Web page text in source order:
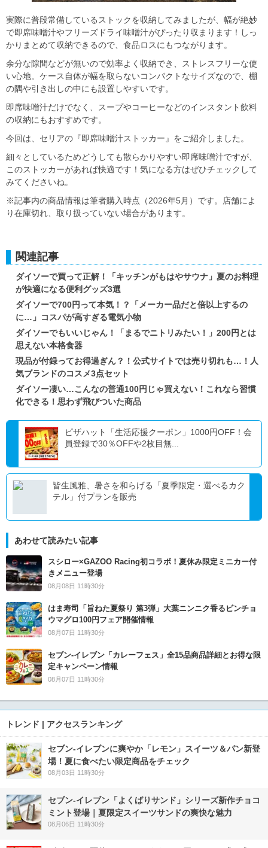
実際に普段常備しているストックを収納してみましたが、幅が絶妙
で即席味噌汁やフリーズドライ味噌汁がぴったり収まります！しっ
かりまとめて収納できるので、食品ロスにもつながります。
余分な隙間などが無いので効率よく収納でき、ストレスフリーな使
い心地。ケース自体が幅を取らないコンパクトなサイズなので、棚
の隅や引き出しの中にも設置しやすいです。
即席味噌汁だけでなく、スープやコーヒーなどのインスタント飲料
の収納にもおすすめです。
今回は、セリアの『即席味噌汁ストッカー』をご紹介しました。
細々としているためどうしても散らかりやすい即席味噌汁ですが、
このストッカーがあれば快適です！気になる方はぜひチェックして
みてくださいね。
※記事内の商品情報は筆者購入時点（2026年5月）です。店舗によ
り在庫切れ、取り扱っていない場合があります。
関連記事
ダイソーで買って正解！「キッチンがもはやサウナ」夏のお料理
が快適になる便利グッズ3選
ダイソーで700円って本気！？「メーカー品だと倍以上するの
に…」コスパが高すぎる電気小物
ダイソーでもいいじゃん！「まるでニトリみたい！」200円とは
思えない本格食器
現品が付録ってお得過ぎん？！公式サイトでは売り切れも…！人
気ブランドのコスメ3点セット
ダイソー凄い…こんなの普通100円じゃ買えない！これなら習慣
化できる！思わず飛びついた商品
ピザハット「生活応援クーポン」1000円OFF！会
員登録で30％OFFや2枚目無...
皆生風雅、暑さを和らげる「夏季限定・選べるカク
テル」付プランを販売
あわせて読みたい記事
スシロー×GAZOO Racing初コラボ！夏休み限定ミニカー付
きメニュー登場
08月08日 11時30分
はま寿司「旨ねた夏祭り 第3弾」大葉ニンニク香るビンチョ
ウマグロ100円フェア開催情報
08月07日 11時30分
セブン‐イレブン「カレーフェス」全15品商品詳細とお得な限
定キャンペーン情報
08月07日 11時30分
トレンド | アクセスランキング
セブン‐イレブンに爽やか「レモン」スイーツ＆パン新登
場！夏に食べたい限定商品をチェック
08月03日 11時30分
セブン‐イレブン「よくばりサンド」シリーズ新作チョコ
ミント登場｜夏限定スイーツサンドの爽快な魅力
08月06日 11時30分